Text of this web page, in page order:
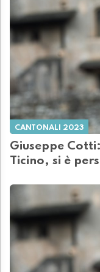
CANTONALI 2023
Giuseppe
Ticino, si è